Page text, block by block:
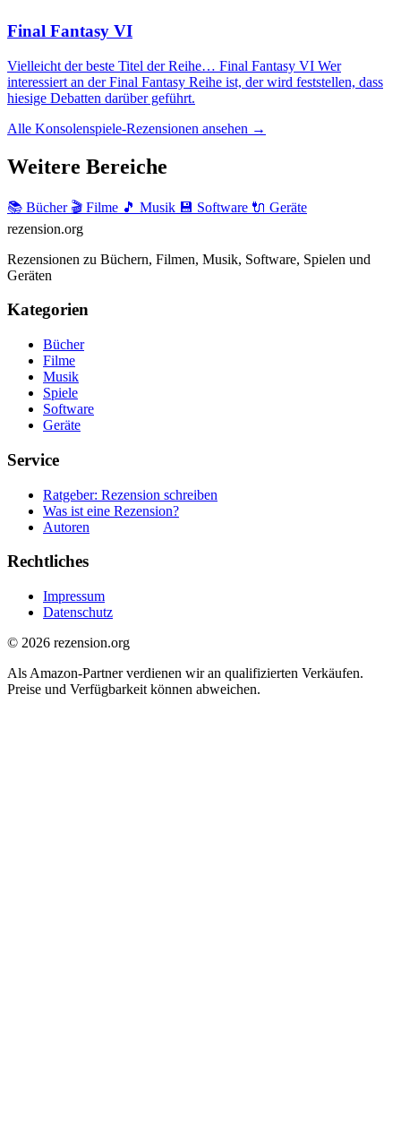
Final Fantasy VI
Vielleicht der beste Titel der Reihe… Final Fantasy VI Wer
interessiert an der Final Fantasy Reihe ist, der wird feststellen, dass
hiesige Debatten darüber geführt.
Alle Konsolenspiele-Rezensionen ansehen →
Weitere Bereiche
📚 Bücher 🎬 Filme 🎵 Musik 💾 Software 🔌 Geräte
rezension.org
Rezensionen zu Büchern, Filmen, Musik, Software, Spielen und
Geräten
Kategorien
Bücher
Filme
Musik
Spiele
Software
Geräte
Service
Ratgeber: Rezension schreiben
Was ist eine Rezension?
Autoren
Rechtliches
Impressum
Datenschutz
© 2026 rezension.org
Als Amazon-Partner verdienen wir an qualifizierten Verkäufen.
Preise und Verfügbarkeit können abweichen.